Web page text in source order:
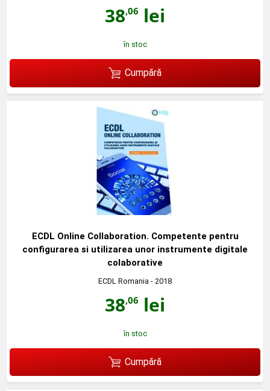
38,06 lei
în stoc
Cumpără
ECDL Online Collaboration. Competente pentru
configurarea si utilizarea unor instrumente digitale
colaborative
ECDL Romania - 2018
38,06 lei
în stoc
Cumpără